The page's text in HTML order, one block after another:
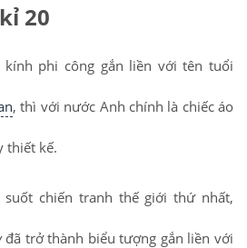
20
phi công gắn liền với tên tuổi
, thì với nước Anh chính là chiếc áo
thiết kế.
chiến tranh thế giới thứ nhất,
đã trở thành biểu tượng gắn liền với